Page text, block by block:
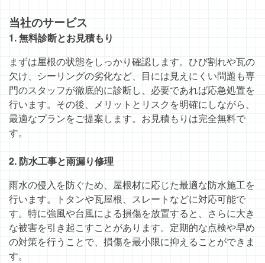
当社のサービス
1. 無料診断とお見積もり
まずは屋根の状態をしっかり確認します。ひび割れや瓦の
欠け、シーリングの劣化など、目には見えにくい問題も専
門のスタッフが徹底的に診断し、必要であれば応急処置を
行います。その後、メリットとリスクを明確にしながら、
最適なプランをご提案します。お見積もりは完全無料で
す。
2. 防水工事と雨漏り修理
雨水の侵入を防ぐため、屋根材に応じた最適な防水施工を
行います。トタンや瓦屋根、スレートなどに対応可能で
す。特に強風や台風による損傷を放置すると、さらに大き
な被害を引き起こすことがあります。定期的な点検や早め
の対策を行うことで、損傷を最小限に抑えることができま
す。